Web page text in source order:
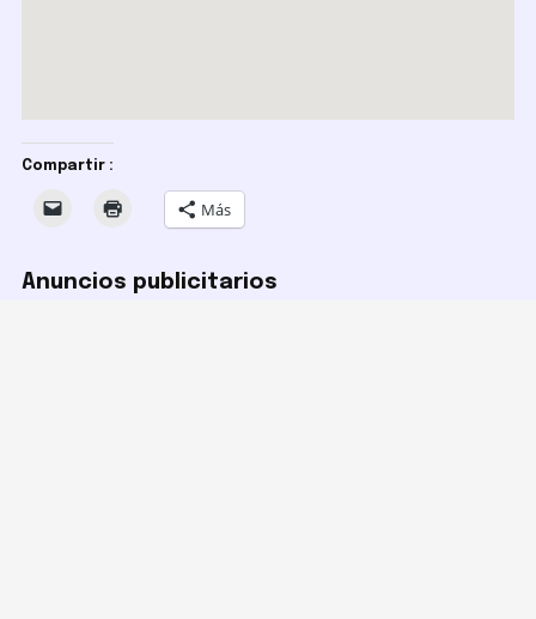
Compartir :
Más
Anuncios publicitarios